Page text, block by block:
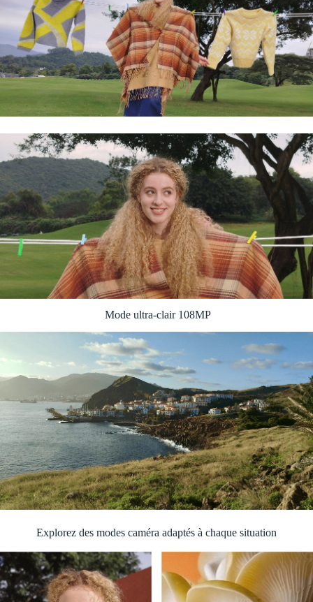
Mode ultra-clair 108MP
Explorez des modes caméra adaptés à chaque situation